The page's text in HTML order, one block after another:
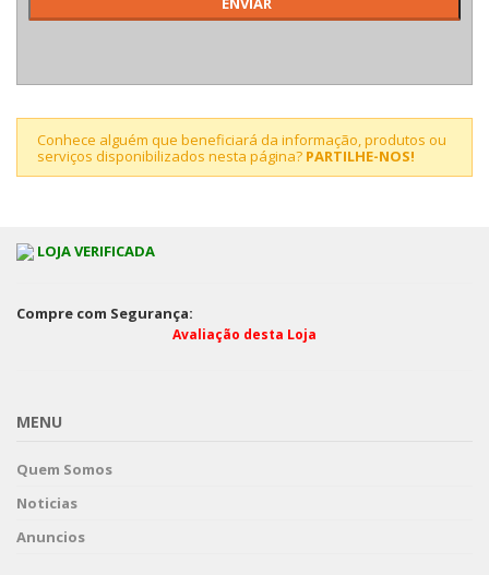
Conhece alguém que beneficiará da informação, produtos ou
serviços disponibilizados nesta página? PARTILHE-NOS!
LOJA VERIFICADA
Compre com Segurança:
Avaliação desta Loja
MENU
Quem Somos
Noticias
Anuncios